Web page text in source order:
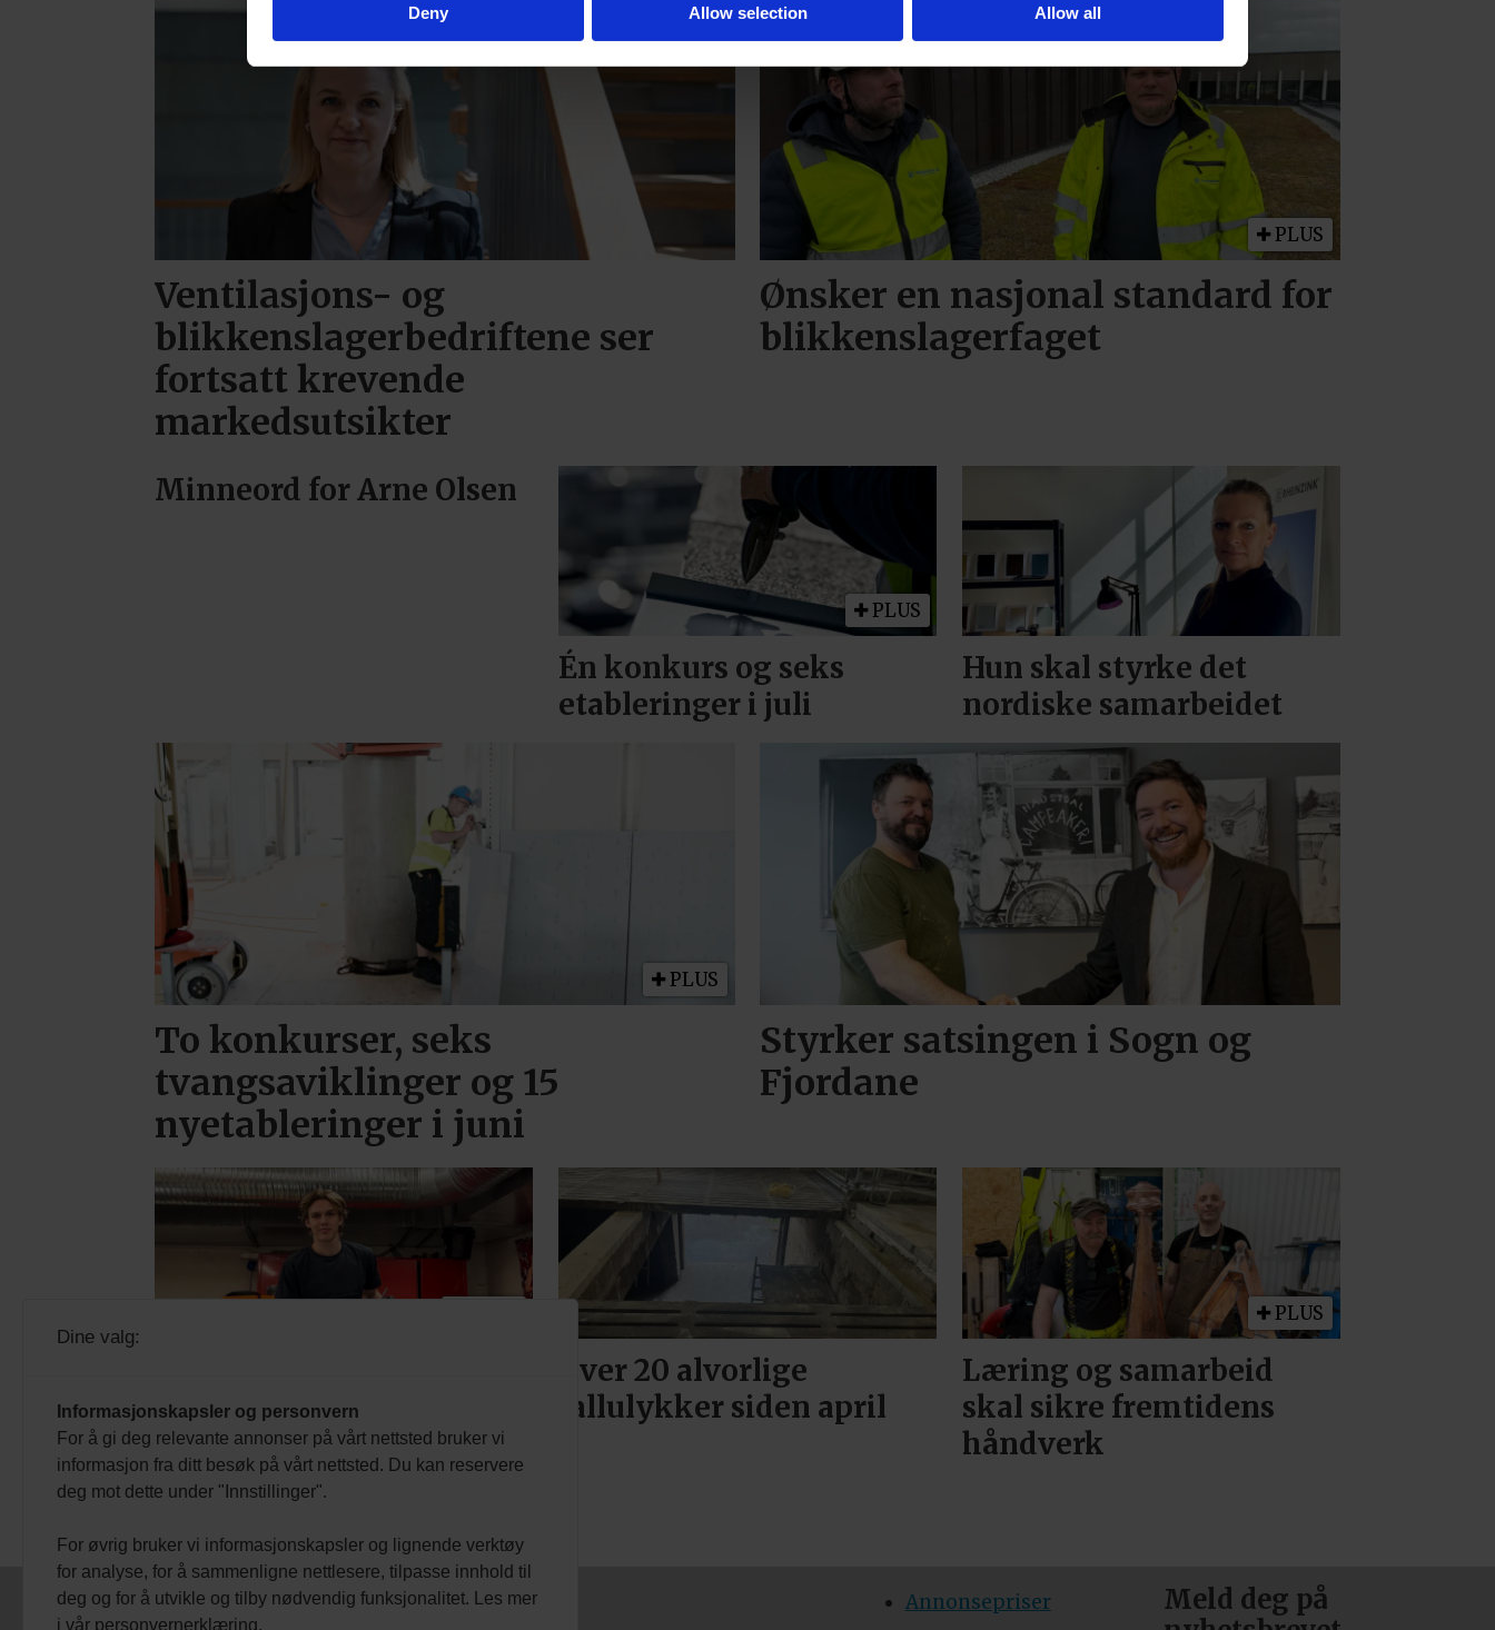
Deny Allow selection Allow all
Ventilasjons- og
blikkenslagerbedriftene ser
fortsatt krevende
markedsutsikter
PLUS
Ønsker en nasjonal standard for
blikkenslagerfaget
Minneord for Arne Olsen
PLUS
Én konkurs og seks
etableringer i juli
Hun skal styrke det
nordiske samarbeidet
PLUS
To konkurser, seks
tvangsaviklinger og 15
nyetableringer i juni
Styrker satsingen i Sogn og
Fjordane
ventilasjonsfaget
Over 20 alvorlige
fallulykker siden april
PLUS
Læring og samarbeid
skal sikre fremtidens
håndverk
VEST VIND MEDIA AS
Annonsepriser
Meld deg på
Dine valg:
Informasjonskapsler og personvern
For å gi deg relevante annonser på vårt nettsted bruker vi
informasjon fra ditt besøk på vårt nettsted. Du kan reservere
deg mot dette under "Innstillinger".
For øvrig bruker vi informasjonskapsler og lignende verktøy
for analyse, for å sammenligne nettlesere, tilpasse innhold til
deg og for å utvikle og tilby nødvendig funksjonalitet. Les mer
i vår personvernerklæring.